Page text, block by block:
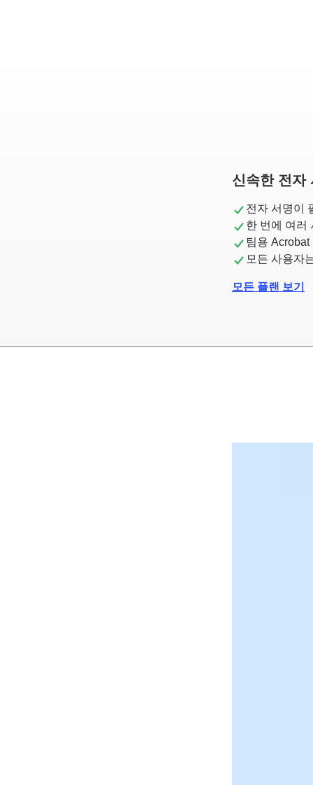
신속한 전자
전자 서명이
한 번에 여러
팀용
모든 사용자
모든 플랜 보기